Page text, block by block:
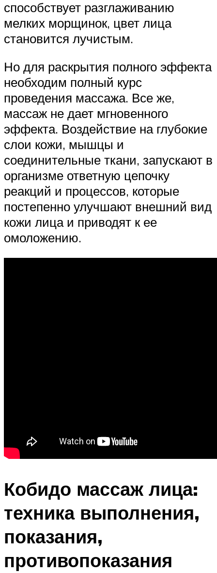
способствует разглаживанию
мелких морщинок, цвет лица
становится лучистым.
Но для раскрытия полного эффекта
необходим полный курс
проведения массажа. Все же,
массаж не дает мгновенного
эффекта. Воздействие на глубокие
слои кожи, мышцы и
соединительные ткани, запускают в
организме ответную цепочку
реакций и процессов, которые
постепенно улучшают внешний вид
кожи лица и приводят к ее
омоложению.
Кобидо массаж лица:
техника выполнения,
показания,
противопоказания